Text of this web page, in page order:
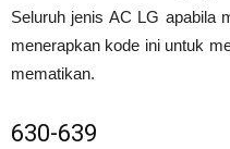
Seluruh jenis AC LG apabila
menerapkan kode ini untuk
mematikan.
630-639